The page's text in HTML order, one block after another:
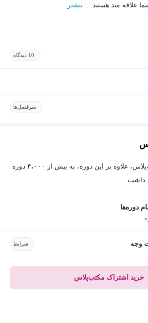
علاقه مند هستید.... بیشتر
10 دیدگاه
سرفصل‌ها
با خرید اشتراک مکتب‌پلاس، علاوه بر این دوره، به بیش از ۴،۰۰۰ دوره
داشت.
دوره‌ها
وجه شرایط
خرید اشتراک مکتب‌پلاس